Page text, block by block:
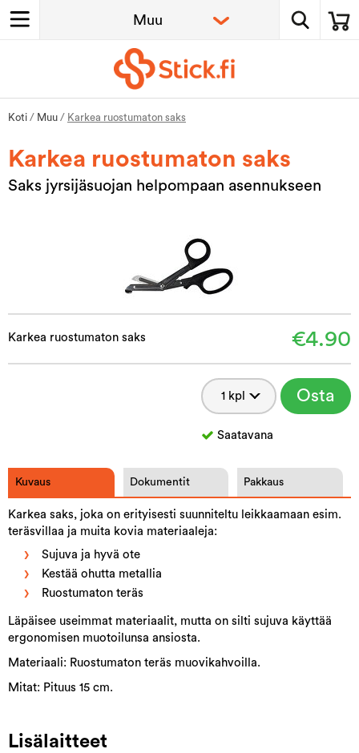
Koti / Muu / Karkea ruostumaton saks
Karkea ruostumaton saks
Saks jyrsijäsuojan helpompaan asennukseen
Karkea ruostumaton saks €4.90
Osta
Saatavana
Kuvaus Dokumentit Pakkaus
Karkea saks, joka on erityisesti suunniteltu leikkaamaan esim.
teräsvillaa ja muita kovia materiaaleja:
Sujuva ja hyvä ote
Kestää ohutta metallia
Ruostumaton teräs
Läpäisee useimmat materiaalit, mutta on silti sujuva käyttää
ergonomisen muotoilunsa ansiosta.
Materiaali: Ruostumaton teräs muovikahvoilla.
Mitat: Pituus 15 cm.
Lisälaitteet